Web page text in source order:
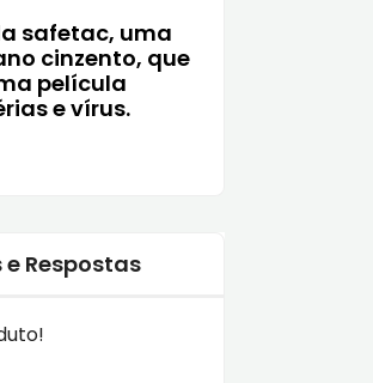
safetac, uma
cinzento, que
película
e vírus.
Respostas